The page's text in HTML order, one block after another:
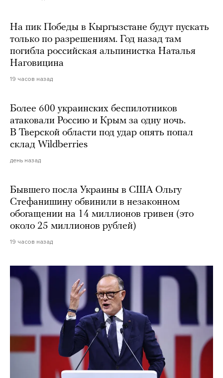
На пик Победы в Кыргызстане будут пускать
только по разрешениям. Год назад там
погибла российская альпинистка Наталья
Наговицина
19 часов назад
Более 600 украинских беспилотников
атаковали Россию и Крым за одну ночь.
В Тверской области под удар опять попал
склад Wildberries
день назад
Бывшего посла Украины в США Ольгу
Стефанишину обвинили в незаконном
обогащении на 14 миллионов гривен (это
около 25 миллионов рублей)
19 часов назад